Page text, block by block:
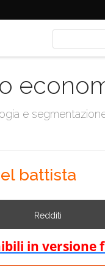
e
battista
Redditi
in versione